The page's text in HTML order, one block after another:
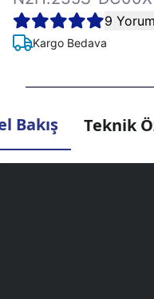
9 Yorum
Kargo Bedava
Bakış Teknik